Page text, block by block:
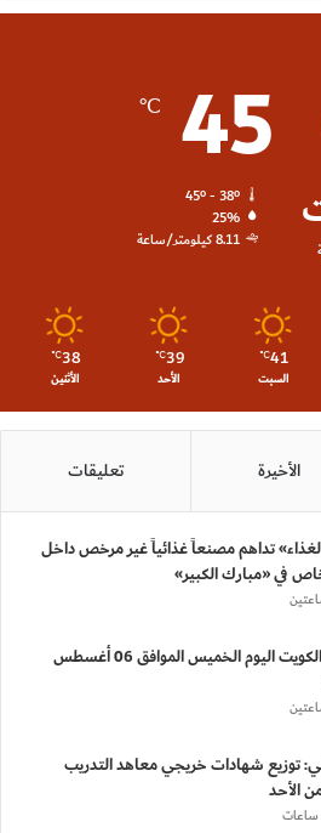
45
℃
45º - 38º
25%
8.11 كيلومتر/ساعة
41
℃
السبت
39
℃
الأحد
38
℃
الأثنين
الأخيرة تعليقات
تداهم مصنعاً غذائياً غير مرخص داخل
في «مبارك الكبير»
وفيات الكويت اليوم الخميس الموافق 06 أغسطس
توزيع شهادات خريجي معاهد التدريب
الأحد